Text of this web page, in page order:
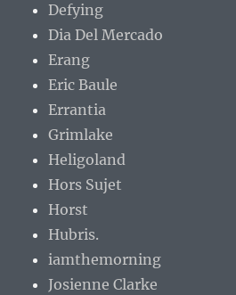
Defying
Dia Del Mercado
Erang
Eric Baule
Errantia
Grimlake
Heligoland
Hors Sujet
Horst
Hubris.
iamthemorning
Josienne Clarke